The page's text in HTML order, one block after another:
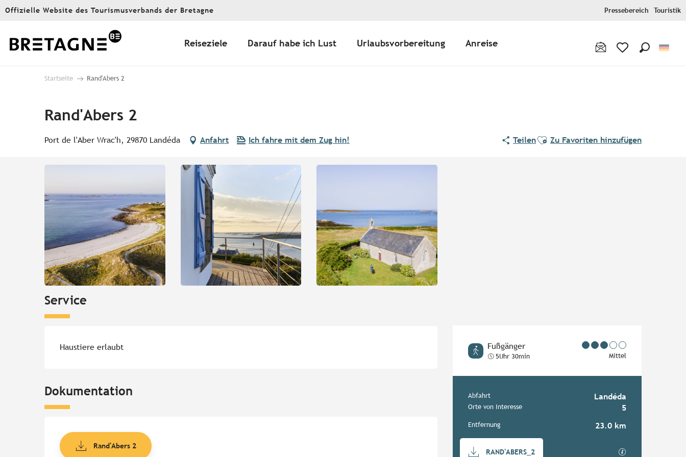
Aller
principal
Offizielle Website des Tourismusverbands der Bretagne Pressebereich Touristik
Reiseziele Darauf habe ich Lust Urlaubsvorbereitung Anreise
Startseite Rand'Abers 2
Rand'Abers 2
Port de l'Aber Wrac'h, 29870 Landéda Anfahrt Ich fahre mit dem Zug hin! TeilenAjouter aux favoris
Zu Favoriten hinzufügen
Fußgänger
5Uhr 30min Mittel
Praktische Informationen
Abfahrt Landéda
Orte von Interesse 5
Entfernung 23.0 km
Dokumentation
RAND'ABERS_2 Mit GPX / KML-
Service
Haustiere erlaubt
Dokumentation
Rand'Abers 2